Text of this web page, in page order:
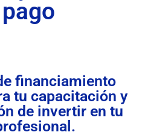
financiamiento
tu capacitación y
de invertir en tu